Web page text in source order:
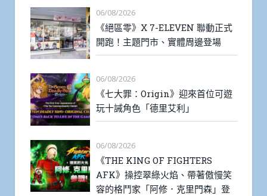
06/08/2026
《絕區零》X 7-ELEVEN 聯動正式
開跑！主題門市、實體周邊登場
06/08/2026
《七大罪：Origin》迎來首位可遊
玩十誡角色「德里艾利」
06/08/2026
《THE KING OF FIGHTERS
AFK》操控翠綠火焰、帶著傲慢笑
容的格鬥家「阿修．克里門森」登